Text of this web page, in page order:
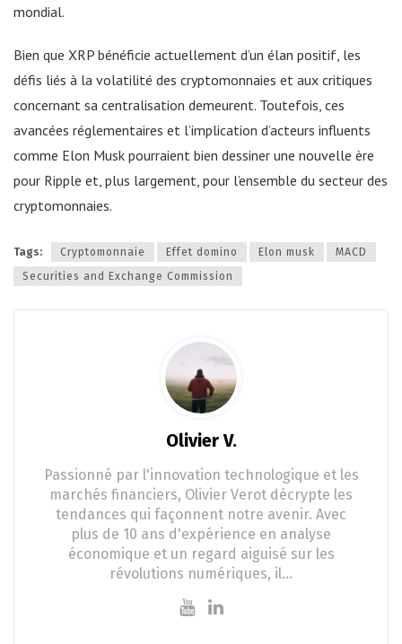
mondial.
Bien que XRP bénéficie actuellement d’un élan positif, les
défis liés à la volatilité des cryptomonnaies et aux critiques
concernant sa centralisation demeurent. Toutefois, ces
avancées réglementaires et l’implication d’acteurs influents
comme Elon Musk pourraient bien dessiner une nouvelle ère
pour Ripple et, plus largement, pour l’ensemble du secteur des
cryptomonnaies.
Tags: Cryptomonnaie Effet domino Elon musk
MACD
Securities and Exchange Commission
Olivier V.
Passionné par l'innovation technologique et les
marchés financiers, Olivier Verot décrypte les
tendances qui façonnent notre avenir. Avec
plus de 10 ans d'expérience en analyse
économique et un regard aiguisé sur les
révolutions numériques, il…